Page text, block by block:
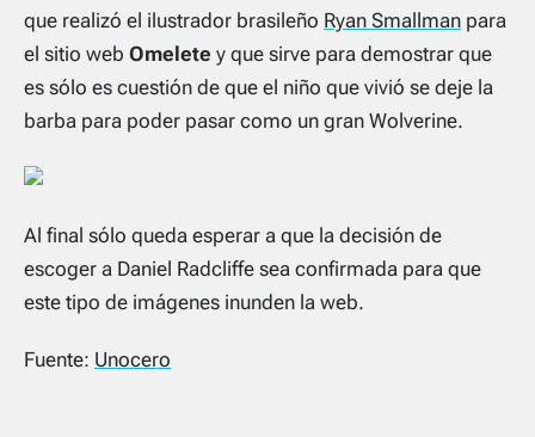
que realizó el ilustrador brasileño Ryan Smallman para
el sitio web Omelete y que sirve para demostrar que
es sólo es cuestión de que el niño que vivió se deje la
barba para poder pasar como un gran Wolverine.
Al final sólo queda esperar a que la decisión de
escoger a Daniel Radcliffe sea confirmada para que
este tipo de imágenes inunden la web.
Fuente: Unocero